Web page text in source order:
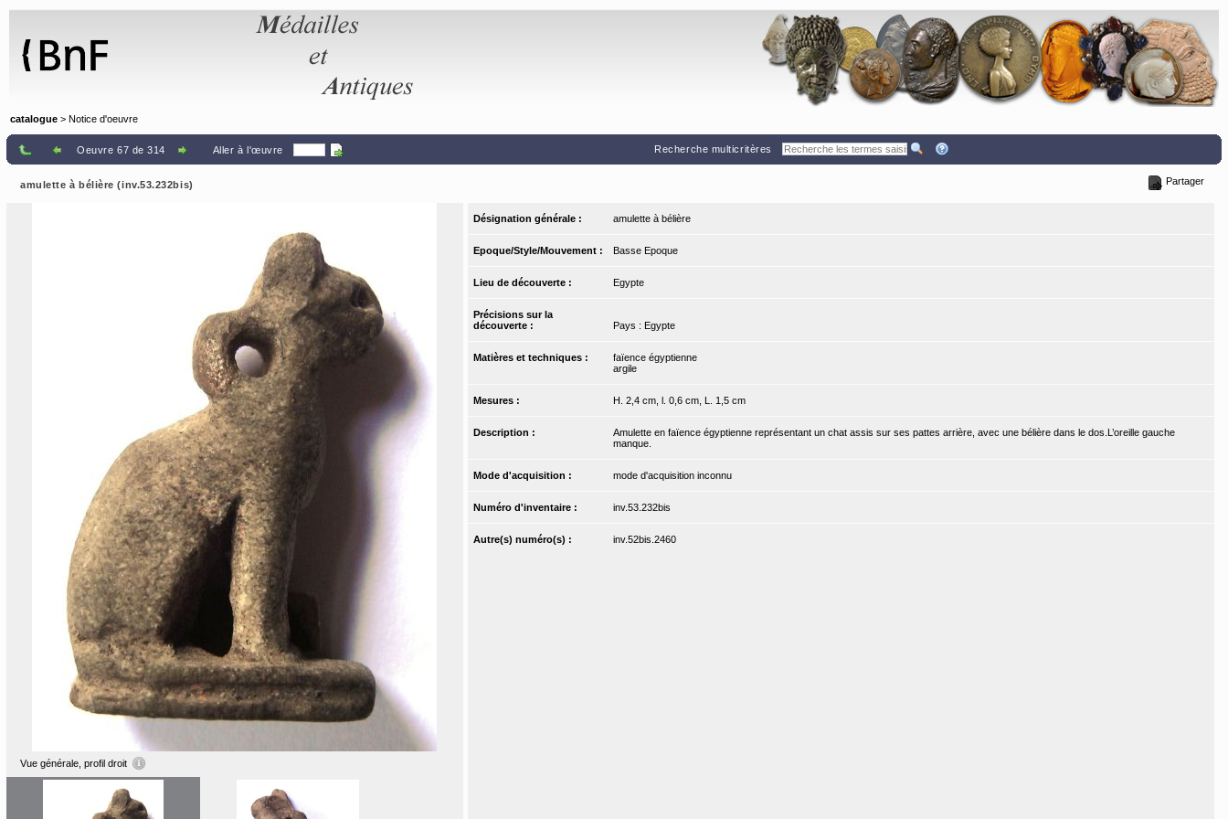
catalogue > Notice d'oeuvre
Oeuvre 67 de 314 Aller à l'œuvre Recherche multicritères
amulette à bélière (inv.53.232bis) Partager
Vue générale, profil droit
Désignation générale : amulette à bélière
Epoque/Style/Mouvement : Basse Epoque
Lieu de découverte : Egypte
Précisions sur la
découverte :
Pays : Egypte
Matières et techniques :
faïence égyptienne
argile
Mesures : H. 2,4 cm, l. 0,6 cm, L. 1,5 cm
Description :
Amulette en faïence égyptienne représentant un chat assis sur ses pattes arrière, avec une bélière dans le dos.L’oreille gauche
manque.
Mode d'acquisition : mode d'acquisition inconnu
Numéro d'inventaire : inv.53.232bis
Autre(s) numéro(s) : inv.52bis.2460